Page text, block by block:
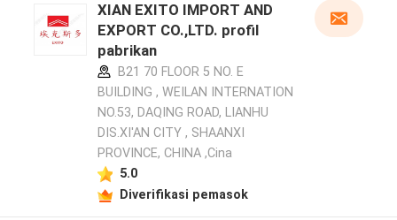
XIAN EXITO IMPORT AND
EXPORT CO.,LTD. profil
pabrikan
B21 70 FLOOR 5 NO. E
BUILDING , WEILAN INTERNATION
NO.53, DAQING ROAD, LIANHU
DIS.XI'AN CITY , SHAANXI
PROVINCE, CHINA ,Cina
5.0
Diverifikasi pemasok